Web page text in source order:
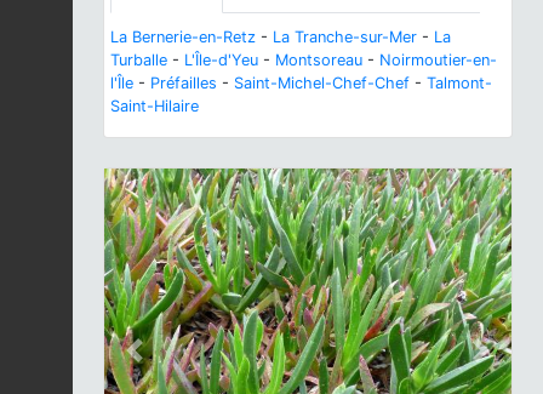
La Bernerie-en-Retz - La Tranche-sur-Mer - La
Turballe - L'Île-d'Yeu - Montsoreau - Noirmoutier-en-
l'Île - Préfailles - Saint-Michel-Chef-Chef - Talmont-
Saint-Hilaire
Previous Next